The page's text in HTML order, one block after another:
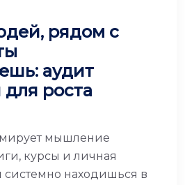
рядом с
аудит
роста
мышление
курсы и личная
системно находишься в